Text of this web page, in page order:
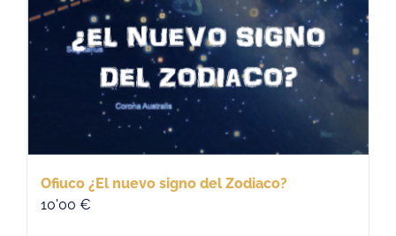
Ofiuco ¿El nuevo signo del Zodiaco?
10'00 €